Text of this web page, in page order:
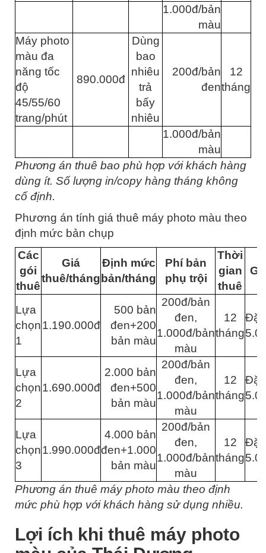
1.000đ/bản
màu
Máy photo
màu đa
năng tốc
độ
45/55/60
trang/phút
890.000đ
Dùng
bao
nhiêu
trả
bấy
nhiêu
200đ/bản
đen
12
tháng
1.000đ/bản
màu
Phương án thuê bao phù hợp với khách hàng
dùng ít. Số lượng in/copy hàng tháng không
cố định.
Phương án tính giá thuê máy photo màu theo
định mức bản chụp
Các
gói
thuê
Giá
thuê/tháng
Định mức
bản/tháng
Phí bản
phụ trội
Thời
gian
thuê
Lựa
chọn
1
1.190.000đ
500 bản
đen+200
bản màu
200đ/bản
đen,
1.000đ/bản
màu
12
tháng
Đặt
Lựa
chọn
2
1.690.000đ
2.000 bản
đen+500
bản màu
200đ/bản
đen,
1.000đ/bản
màu
12
tháng
Đặt
Lựa
chọn
3
1.990.000đ
4.000 bản
đen+1.000
bản màu
200đ/bản
đen,
1.000đ/bản
màu
12
tháng
Đặt
Phương án thuê máy photo màu theo định
mức phù hợp với khách hàng sử dụng nhiều.
Lợi ích khi thuê máy photo